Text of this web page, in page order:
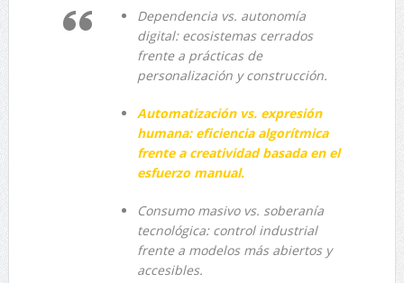
Dependencia vs. autonomía
digital: ecosistemas cerrados
frente a prácticas de
personalización y construcción.
Automatización vs. expresión
humana: eficiencia algorítmica
frente a creatividad basada en el
esfuerzo manual.
Consumo masivo vs. soberanía
tecnológica: control industrial
frente a modelos más abiertos y
accesibles.